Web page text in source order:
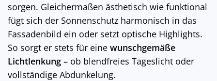
sorgen. Gleichermaßen ästhetisch wie funktional
fügt sich der Sonnenschutz harmonisch in das
Fassadenbild ein oder setzt optische Highlights.
So sorgt er stets für eine wunschgemäße
Lichtlenkung – ob blendfreies Tageslicht oder
vollständige Abdunkelung.